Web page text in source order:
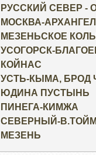
РУССКИЙ СЕВЕР -
МОСКВА-
МЕЗЕНЬСКОЕ
УСОГОРСК-
КОЙНАС
УСТЬ-КЫМА, БРОД
ЮДИНА ПУСТЫНЬ
ПИНЕГА-КИМЖА
СЕВЕРНЫЙ-
МЕЗЕНЬ